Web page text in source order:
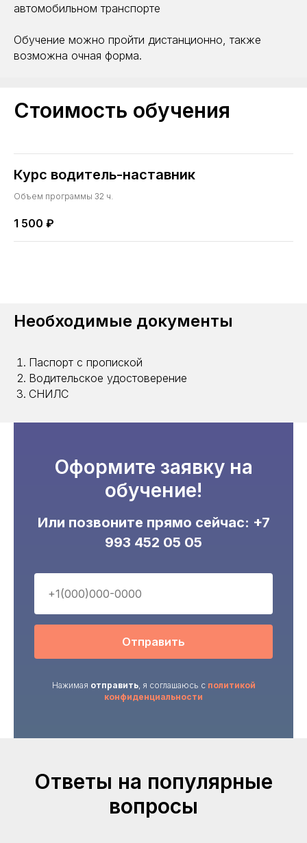
автомобильном транспорте
Обучение можно пройти дистанционно, также
возможна очная форма.
Стоимость обучения
Курс водитель-наставник
Объем программы 32 ч.
1 500 ₽
Необходимые документы
Паспорт с пропиской
Водительское удостоверение
СНИЛС
Оформите заявку на
обучение!
Или позвоните прямо сейчас: +7
993 452 05 05
Отправить
Нажимая отправить, я соглашаюсь с политикой
конфиденциальности
Ответы на популярные
вопросы